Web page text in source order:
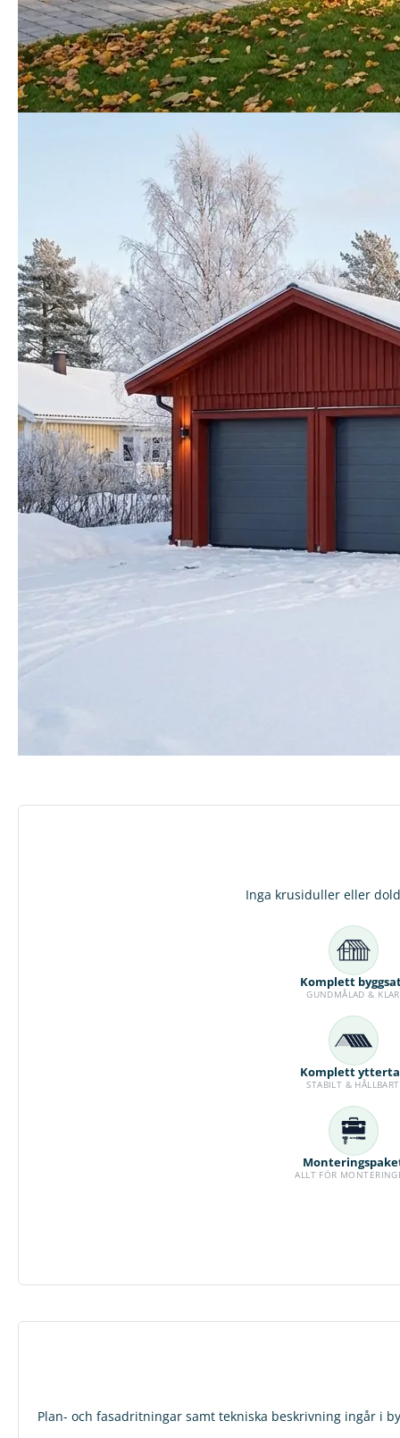
Inga krusiduller eller
Komplett
GUNDMÅLAD & KLAR
Komplett
STABILT & HÅLLBART
ALLT FÖR
Plan- och fasadritningar samt tekniska beskrivning ingår i